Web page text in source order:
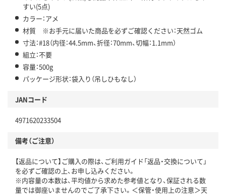
すい(5点)
カラー：アメ
材質 ※お手元に届いた商品を必ずご確認ください：天然ゴム
寸法：#18（内径：44.5mm、折径：70mm、切幅：1.1mm）
組立：不要
容量：500g
パッケージ形状：袋入り（吊しひもなし）
JANコード
4971620233504
備考（ご注意）
【返品について】ご購入の際は、ご利用ガイド「返品・交換について」
を必ずご確認の上、お申し込みください。
※内容量の本数は、平均値から求めた参考値となり、保証される数
量では御座いませんのでご了承下さい。＜保管・使用上の注意＞天